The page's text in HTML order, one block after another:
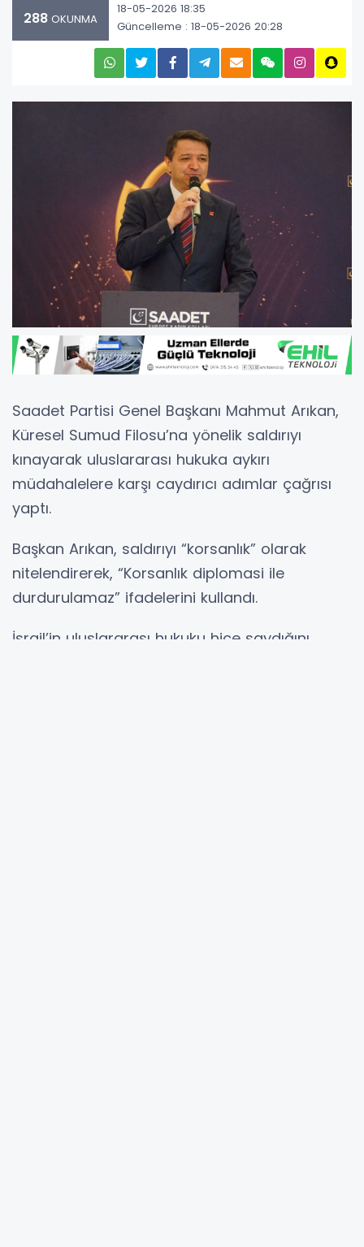
288 OKUNMA
18-05-2026 18:35
Güncelleme : 18-05-2026 20:28
Saadet Partisi Genel Başkanı Mahmut Arıkan,
Küresel Sumud Filosu’na yönelik saldırıyı
kınayarak uluslararası hukuka aykırı
müdahalelere karşı caydırıcı adımlar çağrısı
yaptı.
Başkan Arıkan, saldırıyı “korsanlık” olarak
nitelendirerek, “Korsanlık diplomasi ile
durdurulamaz” ifadelerini kullandı.
İsrail’in uluslararası hukuku hiçe saydığını